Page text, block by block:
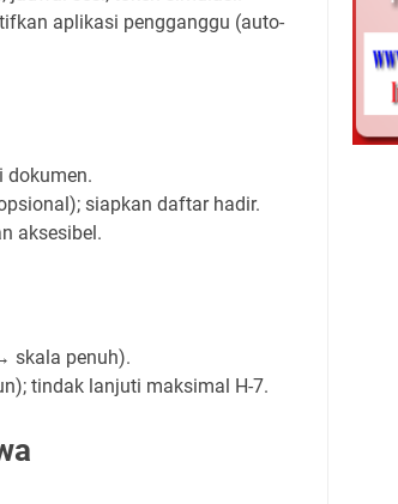
aplikasi pengganggu (auto-
dokumen.
siapkan daftar hadir.
aksesibel.
skala penuh).
tindak lanjuti maksimal H-7.